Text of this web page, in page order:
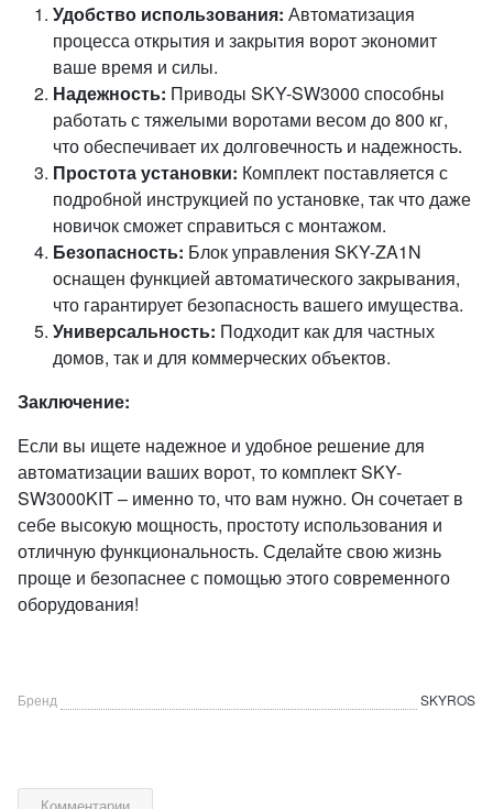
Удобство использования: Автоматизация
процесса открытия и закрытия ворот экономит
ваше время и силы.
Надежность: Приводы SKY-SW3000 способны
работать с тяжелыми воротами весом до 800 кг,
что обеспечивает их долговечность и надежность.
Простота установки: Комплект поставляется с
подробной инструкцией по установке, так что даже
новичок сможет справиться с монтажом.
Безопасность: Блок управления SKY-ZA1N
оснащен функцией автоматического закрывания,
что гарантирует безопасность вашего имущества.
Универсальность: Подходит как для частных
домов, так и для коммерческих объектов.
Заключение:
Если вы ищете надежное и удобное решение для
автоматизации ваших ворот, то комплект SKY-
SW3000KIT – именно то, что вам нужно. Он сочетает в
себе высокую мощность, простоту использования и
отличную функциональность. Сделайте свою жизнь
проще и безопаснее с помощью этого современного
оборудования!
Бренд SKYROS